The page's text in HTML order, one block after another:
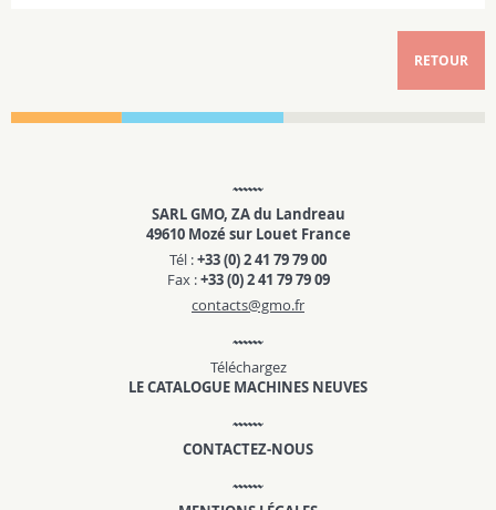
RETOUR
SARL GMO, ZA du Landreau
49610 Mozé sur Louet France
Tél :+33 (0) 2 41 79 79 00
Fax :+33 (0) 2 41 79 79 09
contacts@gmo.fr
Téléchargez
LE CATALOGUE MACHINES NEUVES
CONTACTEZ-NOUS